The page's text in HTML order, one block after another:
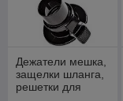
Дежатели мешка,
защелки шланга,
решетки для